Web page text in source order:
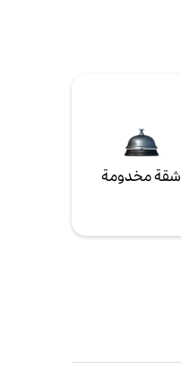
شقة مخدومة